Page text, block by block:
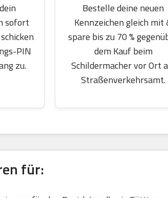
sofort
PIN
zu.
Bestelle deine neuen
Kennzeichen gleich mit
spare bis zu 70 %
dem Kauf beim
Schildermacher vor Ort
Straßenverkehrsamt.
für: